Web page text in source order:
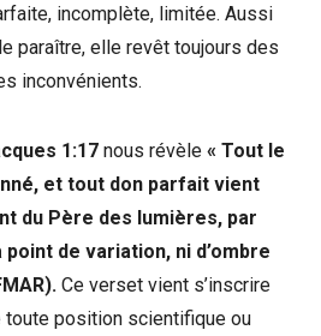
incomplète, limitée. Aussi
paraître, elle revêt toujours des
inconvénients.
1:17 nous révèle « Tout le
et tout don parfait vient
du Père des lumières, par
point de variation, ni d’ombre
Ce verset vient s’inscrire
toute position scientifique ou